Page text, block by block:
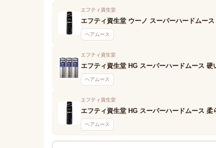
エフティ資生堂
エフティ資生堂 ウーノ スーパーハードムース
ヘアムース
エフティ資生堂
エフティ資生堂 HG スーパーハードムース 硬
ヘアムース
エフティ資生堂
エフティ資生堂 HG スーパーハードムース 柔
ヘアムース